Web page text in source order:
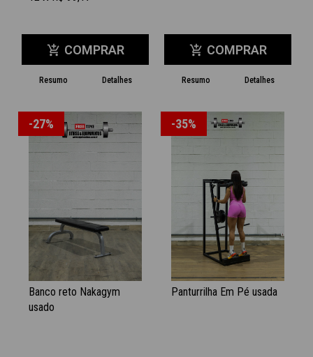
add_shopping_cart COMPRAR
Resumo Detalhes
add_shopping_cart COMPRAR
Resumo Detalhes
-27%
Banco reto Nakagym
usado
-35%
Panturrilha Em Pé usada